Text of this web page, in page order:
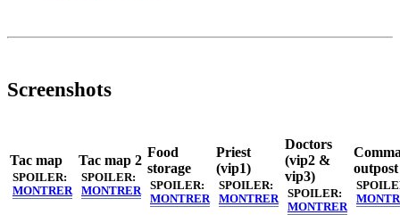
Screenshots
Tac map
SPOILER:
MONTRER
Tac map 2
SPOILER:
MONTRER
Food
storage
SPOILER:
MONTRER
Priest
(vip1)
SPOILER:
MONTRER
Doctors
(vip2 &
vip3)
SPOILER:
MONTRER
outpost